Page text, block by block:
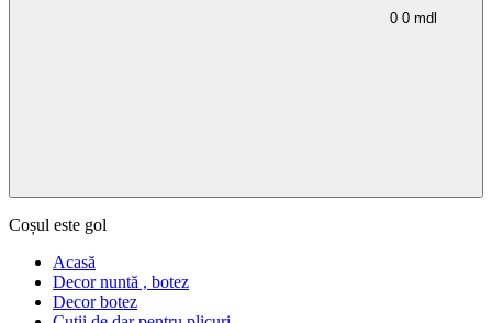
0 0 mdl
Coșul este gol
Acasă
Decor nuntă , botez
Decor botez